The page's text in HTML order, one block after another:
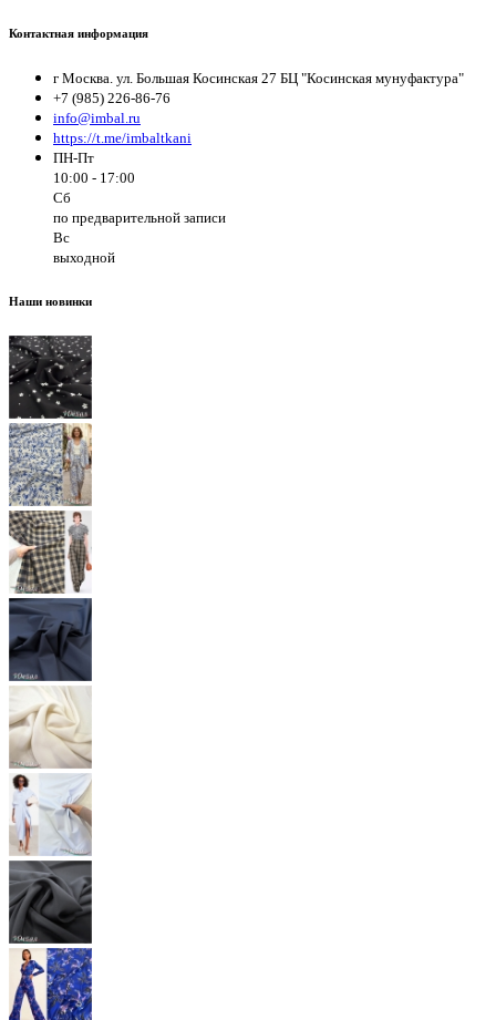
Контактная информация
г Москва. ул. Большая Косинская 27 БЦ "Косинская мунуфактура"
+7 (985) 226-86-76
info@imbal.ru
https://t.me/imbaltkani
ПН-Пт
10:00 - 17:00
Сб
по предварительной записи
Вс
выходной
Наши новинки